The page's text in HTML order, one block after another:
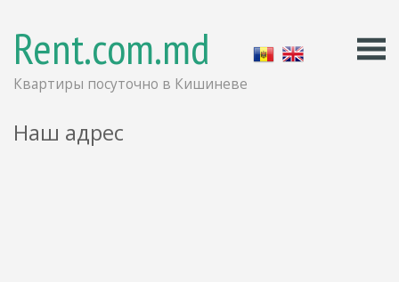
Rent.com.md
Квартиры посуточно в Кишиневе
Наш адрес